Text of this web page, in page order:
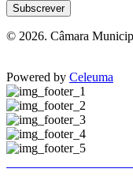
Subscrever
© 2026. Câmara
Powered by Celeuma